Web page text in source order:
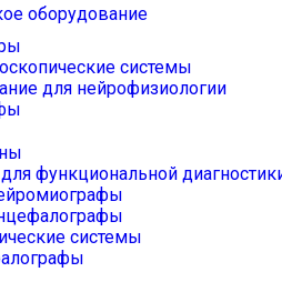
оборудование
системы
для нейрофизиологии
функциональной
системы